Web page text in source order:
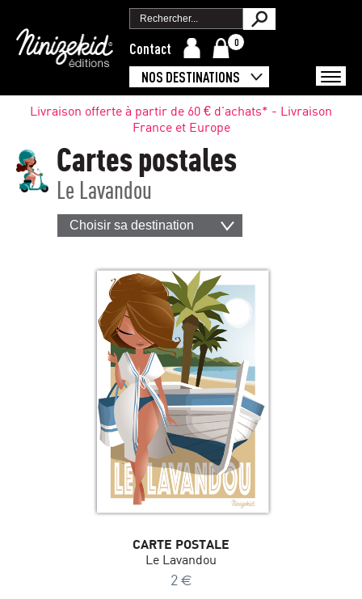
Contact 0
NOS DESTINATIONS
Livraison offerte à partir de 60 € d'achats* - Livraison
France et Europe
Cartes postales
Le Lavandou
Choisir sa destination
CARTE POSTALE
Le Lavandou
2 €